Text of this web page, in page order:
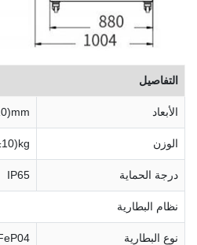
التفاصيل
الأبعاد
الوزن
درجة الحماية IP65
نظام البطارية
نوع البطارية